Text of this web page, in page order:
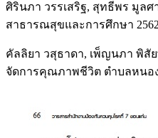
ศิรินภา วรรเสริฐ, สุทธีพร มูล
สาธารณสุขและการศึกษา 2562.
คัลลิยา วสุธาดา, เพ็ญนภา พิสั
จัดการคุณภาพชีวิต ตำบลหนอง